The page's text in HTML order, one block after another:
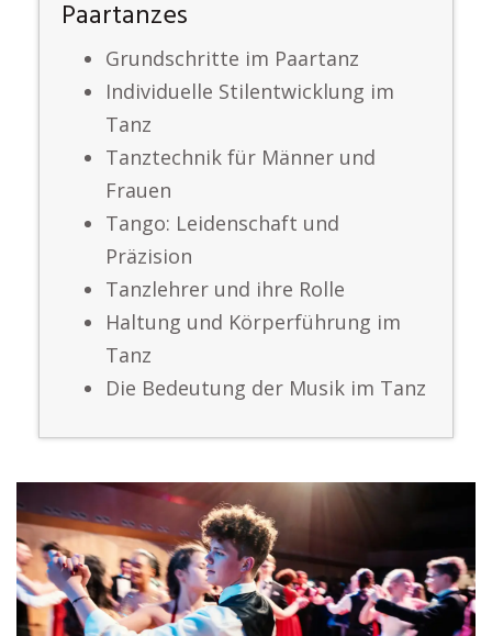
Paartanzes
Grundschritte im Paartanz
Individuelle Stilentwicklung im
Tanz
Tanztechnik für Männer und
Frauen
Tango: Leidenschaft und
Präzision
Tanzlehrer und ihre Rolle
Haltung und Körperführung im
Tanz
Die Bedeutung der Musik im Tanz